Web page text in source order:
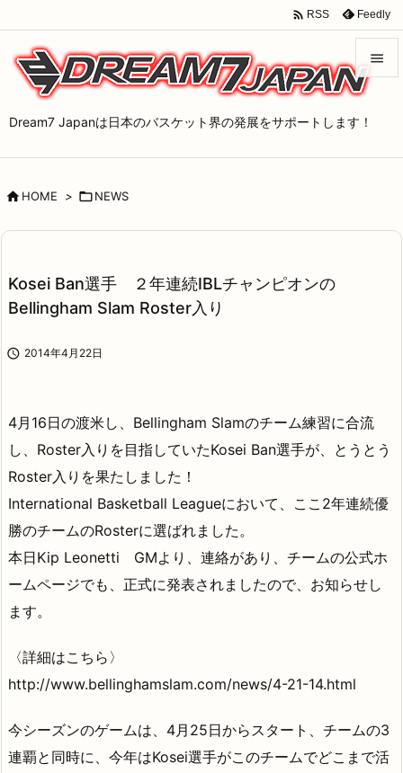
Dream7 Japanは日本のバスケット界の発展をサポートします！


サイド

 RSS Feedly
HOME > NEWS
Kosei Ban選手 ２年連続IBLチャンピオンの
Bellingham Slam Roster入り
 2014年4月22日
4月16日の渡米し、Bellingham Slamのチーム練習に合流
し、Roster入りを目指していたKosei Ban選手が、とうとう
Roster入りを果たしました！
International Basketball Leagueにおいて、ここ2年連続優
勝のチームのRosterに選ばれました。
本日Kip Leonetti GMより、連絡があり、チームの公式ホ
ームページでも、正式に発表されましたので、お知らせし
ます。
〈詳細はこちら〉
http://www.bellinghamslam.com/news/4-21-14.html
今シーズンのゲームは、4月25日からスタート、チームの3
連覇と同時に、今年はKosei選手がこのチームでどこまで活